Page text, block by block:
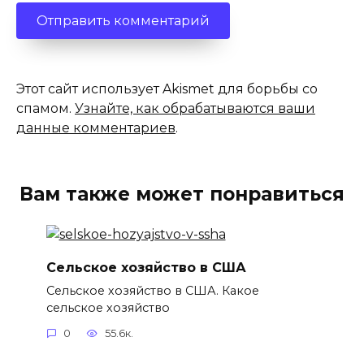
Этот сайт использует Akismet для борьбы со
спамом. Узнайте, как обрабатываются ваши
данные комментариев.
Вам также может понравиться
Сельское хозяйство в США
Сельское хозяйство в США. Какое
сельское хозяйство
0 55.6к.